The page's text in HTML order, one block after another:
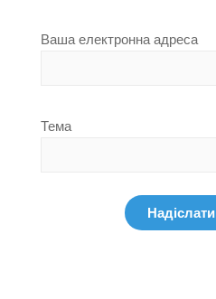
Ваша електронна адреса
Тема
Надіслати